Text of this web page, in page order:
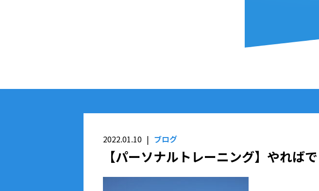
2022.01.10 ブログ
【パーソナルトレーニング】やれば